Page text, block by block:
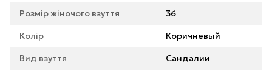
Розмір жіночого взуття 36
Колір Коричневый
Вид взуття Сандалии